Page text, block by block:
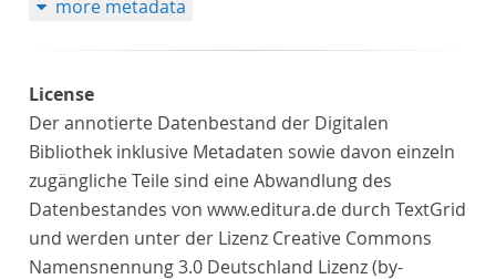
more metadata
License
Der annotierte Datenbestand der Digitalen
Bibliothek inklusive Metadaten sowie davon einzeln
zugängliche Teile sind eine Abwandlung des
Datenbestandes von www.editura.de durch TextGrid
und werden unter der Lizenz Creative Commons
Namensnennung 3.0 Deutschland Lizenz (by-